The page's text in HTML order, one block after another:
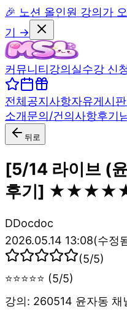
🎉 노션 올인원 강의가
기 →
커뮤니티강의실수강 신
전체공지사항자유게시판
소개문의/건의사항후기
뒤로
[5/14 라이브 (
후기] ★★★★★
DDocdoc
2026.05.14 13:08(수정
(5/5)
⭐⭐⭐⭐⭐ (5/5)
강의: 260514 윤자동